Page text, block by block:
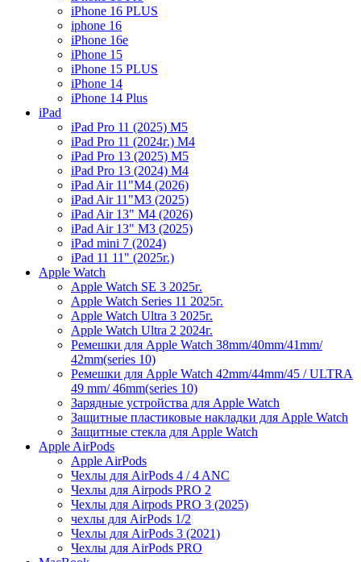
iPhone 16 PLUS
iphone 16
iPhone 16e
iPhone 15
iPhone 15 PLUS
iPhone 14
iPhone 14 Plus
iPad
iPad Pro 11 (2025) M5
iPad Pro 11 (2024г.) M4
iPad Pro 13 (2025) M5
iPad Pro 13 (2024) M4
iPad Air 11"M4 (2026)
iPad Air 11"M3 (2025)
iPad Air 13" M4 (2026)
iPad Air 13" M3 (2025)
iPad mini 7 (2024)
iPad 11 11" (2025г.)
Apple Watch
Apple Watch SE 3 2025г.
Apple Watch Series 11 2025г.
Apple Watch Ultra 3 2025г.
Apple Watch Ultra 2 2024г.
Ремешки для Apple Watch 38mm/40mm/41mm/
42mm(series 10)
Ремешки для Apple Watch 42mm/44mm/45 / ULTRA
49 mm/ 46mm(series 10)
Зарядные устройства для Apple Watch
Защитные пластиковые накладки для Apple Watch
Защитные стекла для Apple Watch
Apple AirPods
Apple AirPods
Чехлы для AirPods 4 / 4 ANC
Чехлы для Airpods PRO 2
Чехлы для Airpods PRO 3 (2025)
чехлы для AirPods 1/2
Чехлы для AirPods 3 (2021)
Чехлы для AirPods PRO